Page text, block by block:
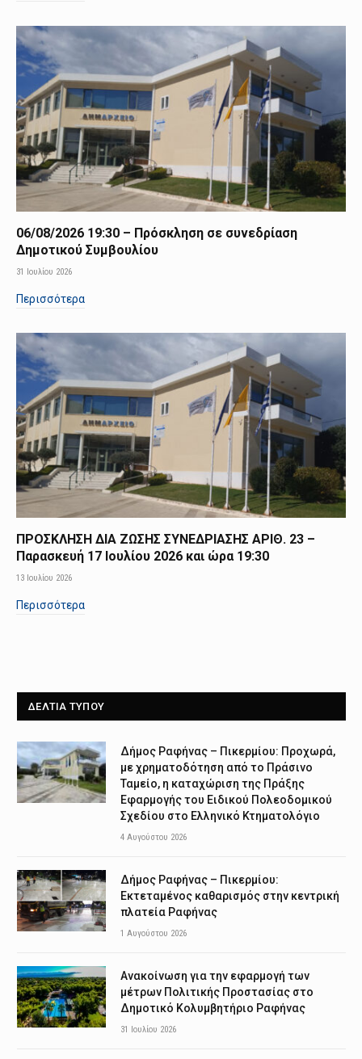
06/08/2026 19:30 – Πρόσκληση σε συνεδρίαση
Δημοτικού Συμβουλίου
31 Ιουλίου 2026
Περισσότερα
ΠΡΟΣΚΛΗΣΗ ΔΙΑ ΖΩΣΗΣ ΣΥΝΕΔΡΙΑΣΗΣ ΑΡΙΘ. 23 –
Παρασκευή 17 Ιουλίου 2026 και ώρα 19:30
13 Ιουλίου 2026
Περισσότερα
ΔΕΛΤΙΑ ΤΥΠΟΥ
Δήμος Ραφήνας – Πικερμίου: Προχωρά,
με χρηματοδότηση από το Πράσινο
Ταμείο, η καταχώριση της Πράξης
Εφαρμογής του Ειδικού Πολεοδομικού
Σχεδίου στο Ελληνικό Κτηματολόγιο
4 Αυγούστου 2026
Δήμος Ραφήνας – Πικερμίου:
Εκτεταμένος καθαρισμός στην κεντρική
πλατεία Ραφήνας
1 Αυγούστου 2026
Ανακοίνωση για την εφαρμογή των
μέτρων Πολιτικής Προστασίας στο
Δημοτικό Κολυμβητήριο Ραφήνας
31 Ιουλίου 2026